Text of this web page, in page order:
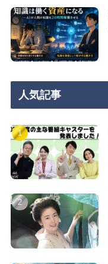
人気記事